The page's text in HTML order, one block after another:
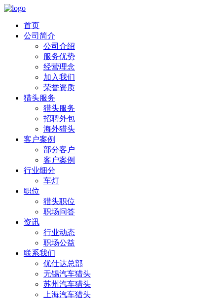
首页
公司简介
公司介绍
服务优势
经营理念
加入我们
荣誉资质
猎头服务
猎头服务
招聘外包
海外猎头
客户案例
部分客户
客户案例
行业细分
车灯
职位
猎头职位
职场问答
资讯
行业动态
职场公益
联系我们
优仕达总部
无锡汽车猎头
苏州汽车猎头
上海汽车猎头